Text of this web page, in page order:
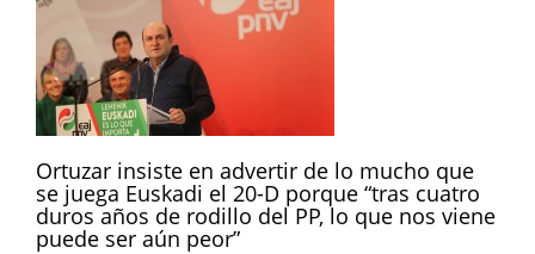
Ortuzar insiste en advertir de lo mucho que
se juega Euskadi el 20-D porque “tras cuatro
duros años de rodillo del PP, lo que nos viene
puede ser aún peor”